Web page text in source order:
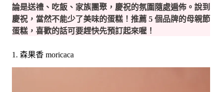
論是送禮、吃飯、家族團聚，慶祝的氛圍隨處遍佈。說到
慶祝，當然不能少了美味的蛋糕！推薦 5 個品牌的母親節
蛋糕，喜歡的話可要趕快先預訂起來喔！
1. 森果香 moricaca